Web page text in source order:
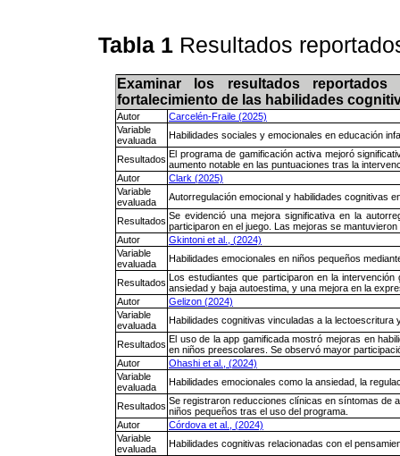
Tabla 1 Resultados
Examinar los resultados
fortalecimiento de las habilidades
Autor
Carcelén-Fraile (2025)
Variable
evaluada
Habilidades sociales y emocionales en educación
Resultados El programa de gamificación activa mejoró
aumento notable en las puntuaciones tras la
Autor
Clark (2025)
Variable
evaluada
Autorregulación emocional y habilidades cognitivas
Resultados Se evidenció una mejora significativa en la
participaron en el juego. Las mejoras se
Autor
Gkintoni et al., (2024)
Variable
evaluada
Habilidades emocionales en niños pequeños
Resultados Los estudiantes que participaron en la
ansiedad y baja autoestima, y una mejora en la
Autor
Gelizon (2024)
Variable
evaluada
Habilidades cognitivas vinculadas a la lectoescritura
Resultados El uso de la app gamificada mostró mejoras en
en niños preescolares. Se observó mayor
Autor
Ohashi et al., (2024)
Variable
evaluada
Habilidades emocionales como la ansiedad, la
Resultados Se registraron reducciones clínicas en síntomas de
niños pequeños tras el uso del programa.
Autor
Córdova et al., (2024)
Variable
evaluada
Habilidades cognitivas relacionadas con el